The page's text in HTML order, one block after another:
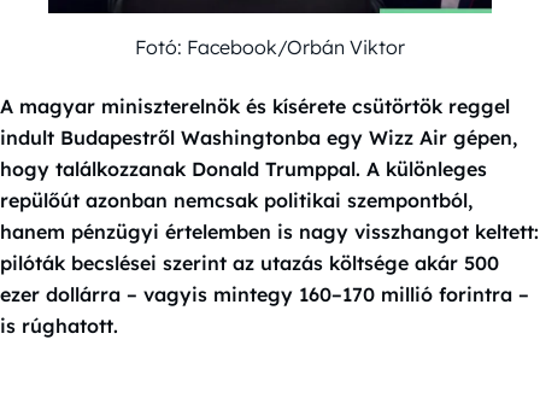
Fotó: Facebook/Orbán Viktor
A magyar miniszterelnök és kísérete csütörtök reggel
indult Budapestről Washingtonba egy Wizz Air gépen,
hogy találkozzanak Donald Trumppal. A különleges
repülőút azonban nemcsak politikai szempontból,
hanem pénzügyi értelemben is nagy visszhangot keltett:
pilóták becslései szerint az utazás költsége akár 500
ezer dollárra – vagyis mintegy 160–170 millió forintra –
is rúghatott.